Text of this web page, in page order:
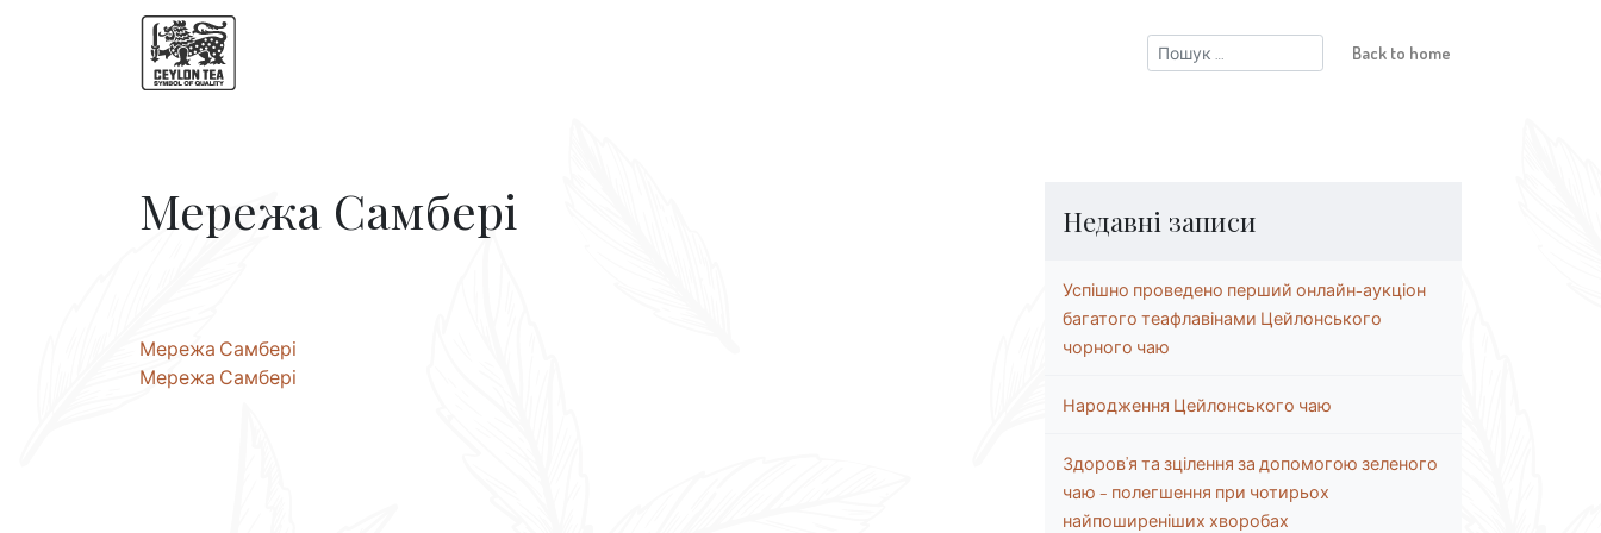
Пошук: Back to home
Недавні записи
Успішно проведено перший онлайн-аукціон
багатого теафлавінами Цейлонського
чорного чаю
Народження Цейлонського чаю
Здоров’я та зцілення за допомогою зеленого
чаю – полегшення при чотирьох
найпоширеніших хворобах
Мережа Самбері
Навігація
записів
Мережа Самбері
Мережа Самбері